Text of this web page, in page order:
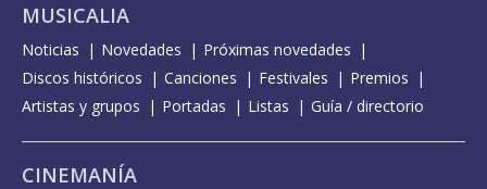
MUSICALIA
Noticias Novedades
Próximas novedades
Discos históricos
Canciones Festivales
Premios
Artistas y grupos
Portadas Listas Guía / directorio
CINEMANÍA